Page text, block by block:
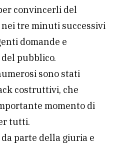
convincerli del
nei tre minuti successivi
domande e
pubblico.
sono stati
costruttivi, che
momento di
tutti.
parte della giuria e